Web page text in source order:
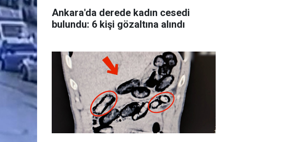
Ankara'da derede kadın cesedi
bulundu: 6 kişi gözaltına alındı